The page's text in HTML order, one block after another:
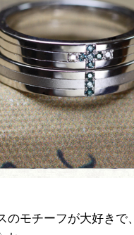
のモチーフが大好きで、